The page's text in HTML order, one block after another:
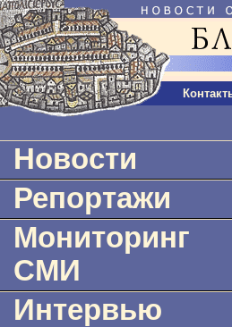
Новости
Репортажи
Мониторинг
СМИ
Интервью